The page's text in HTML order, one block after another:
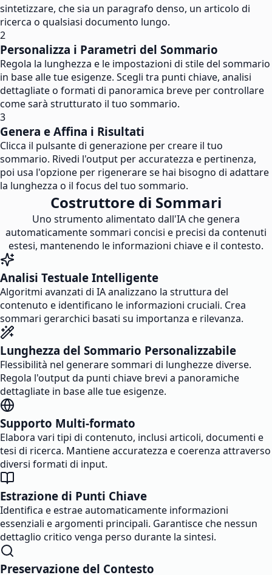
sintetizzare, che sia un paragrafo denso, un articolo di
ricerca o qualsiasi documento lungo.
2
Personalizza i Parametri del Sommario
Regola la lunghezza e le impostazioni di stile del sommario
in base alle tue esigenze. Scegli tra punti chiave, analisi
dettagliate o formati di panoramica breve per controllare
come sarà strutturato il tuo sommario.
3
Genera e Affina i Risultati
Clicca il pulsante di generazione per creare il tuo
sommario. Rivedi l'output per accuratezza e pertinenza,
poi usa l'opzione per rigenerare se hai bisogno di adattare
la lunghezza o il focus del tuo sommario.
Costruttore di Sommari
Uno strumento alimentato dall'IA che genera
automaticamente sommari concisi e precisi da contenuti
estesi, mantenendo le informazioni chiave e il contesto.
Analisi Testuale Intelligente
Algoritmi avanzati di IA analizzano la struttura del
contenuto e identificano le informazioni cruciali. Crea
sommari gerarchici basati su importanza e rilevanza.
Lunghezza del Sommario Personalizzabile
Flessibilità nel generare sommari di lunghezze diverse.
Regola l'output da punti chiave brevi a panoramiche
dettagliate in base alle tue esigenze.
Supporto Multi-formato
Elabora vari tipi di contenuto, inclusi articoli, documenti e
tesi di ricerca. Mantiene accuratezza e coerenza attraverso
diversi formati di input.
Estrazione di Punti Chiave
Identifica e estrae automaticamente informazioni
essenziali e argomenti principali. Garantisce che nessun
dettaglio critico venga perso durante la sintesi.
Preservazione del Contesto